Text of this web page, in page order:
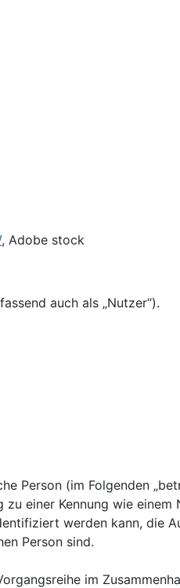
, Adobe stock
auch als „Nutzer“).
Person (im Folgenden
einer Kennung wie einem
werden kann, die
Person sind.
im